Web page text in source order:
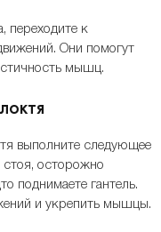
переходите к
Они помогут
мышц.
выполните следующее
стоя, осторожно
поднимаете гантель.
и укрепить мышцы.